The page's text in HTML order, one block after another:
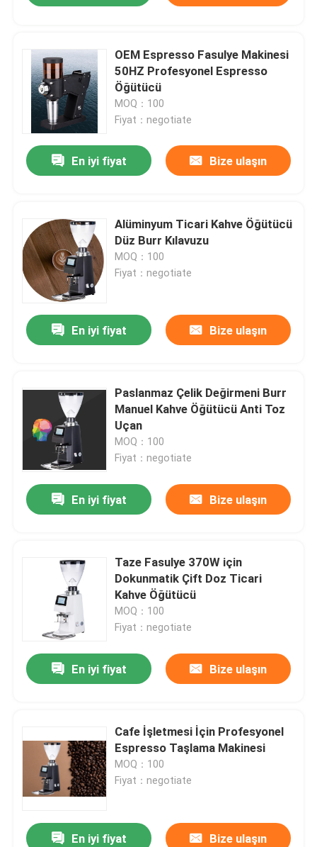
OEM Espresso Fasulye Makinesi
50HZ Profesyonel Espresso
Öğütücü
MOQ：100
Fiyat：negotiate
En iyi fiyat Bize ulaşın
Alüminyum Ticari Kahve Öğütücü
Düz Burr Kılavuzu
MOQ：100
Fiyat：negotiate
En iyi fiyat Bize ulaşın
Paslanmaz Çelik Değirmeni Burr
Manuel Kahve Öğütücü Anti Toz
Uçan
MOQ：100
Fiyat：negotiate
En iyi fiyat Bize ulaşın
Taze Fasulye 370W için
Dokunmatik Çift Doz Ticari
Kahve Öğütücü
MOQ：100
Fiyat：negotiate
En iyi fiyat Bize ulaşın
Cafe İşletmesi İçin Profesyonel
Espresso Taşlama Makinesi
MOQ：100
Fiyat：negotiate
En iyi fiyat Bize ulaşın